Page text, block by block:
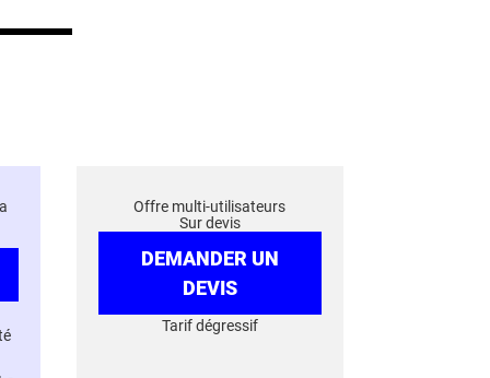
Offre multi-utilisateurs
Sur devis
DEMANDER UN
DEVIS
Tarif dégressif